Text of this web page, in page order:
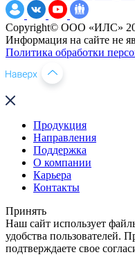
Copyright© ООО «ИЛС»
Информация на сайте не
Политика обработки
Продукция
Направления
Поддержка
О компании
Карьера
Контакты
Принять
Наш сайт использует
удобства пользователей.
подтверждаете свое